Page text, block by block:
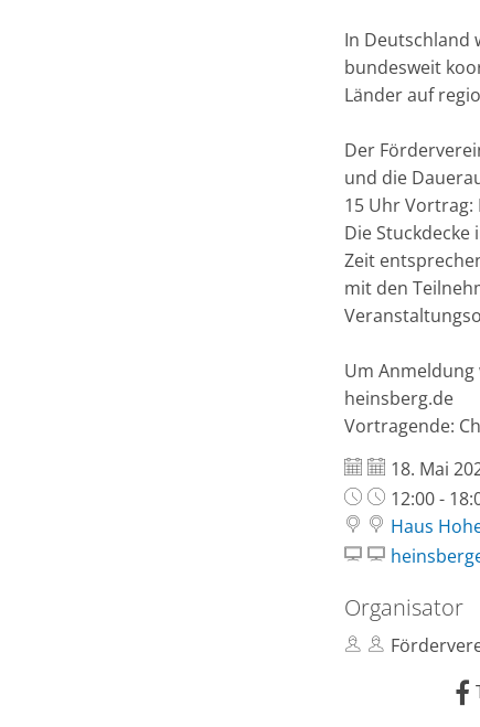
In Deutschland
bundesweit
Länder auf
Der
und die
15 Uhr Vortrag:
Die
Zeit
mit den
Um
heinsberg.de
Vortragende:
Datum:
18. Mai
Uhrzeit:
12:00 -
Haus
Organisator